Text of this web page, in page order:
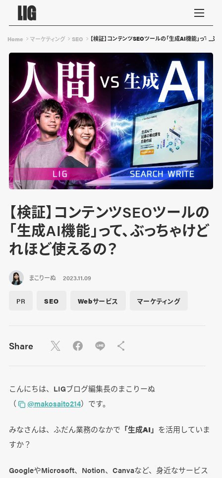
Home マーケティング SEO 【検証】コンテンツSEOツールの「生成AI機能」って、ぶ
【検証】コンテンツSEOツールの
「生成AI機能」って、ぶっちゃけど
れほど使えるの？
まこりーぬ 2023.11.09
PR SEO Webサービス マーケティング
Share
こんにちは、LIGブログ編集長のまこりーぬ
（
@makosaito214）です。
みなさんは、ふだん業務のなかで 「生成AI」 を活用していま
すか？
GoogleやMicrosoft、Notion、Canvaなど、身近なサービス